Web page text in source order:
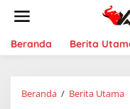
t
Beranda Berita
Beranda / Berita Utama